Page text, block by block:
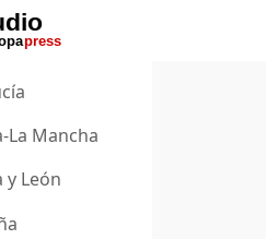
La Mancha
y León